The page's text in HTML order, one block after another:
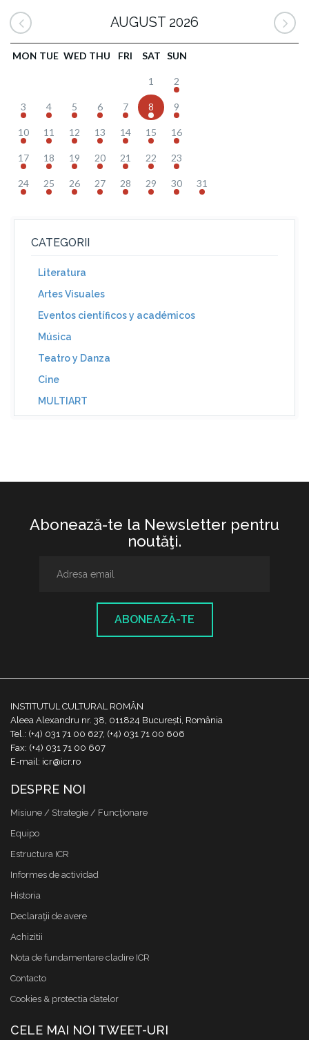
AUGUST 2026
MON TUE WED THU FRI SAT SUN
1 2
3 4 5 6 7 8 9
10 11 12 13 14 15 16
17 18 19 20 21 22 23
24 25 26 27 28 29 30 31
CATEGORII
Literatura
Artes Visuales
Eventos científicos y académicos
Música
Teatro y Danza
Cine
MULTIART
Abonează-te la Newsletter pentru
noutăţi.
ABONEAZĂ-TE
INSTITUTUL CULTURAL ROMÂN
Aleea Alexandru nr. 38, 011824 București, România
Tel.: (+4) 031 71 00 627, (+4) 031 71 00 606
Fax: (+4) 031 71 00 607
E-mail: icr@icr.ro
DESPRE NOI
Misiune / Strategie / Funcţionare
Equipo
Estructura ICR
Informes de actividad
Historia
Declaraţii de avere
Achizitii
Nota de fundamentare cladire ICR
Contacto
Cookies & protectia datelor
CELE MAI NOI TWEET-URI